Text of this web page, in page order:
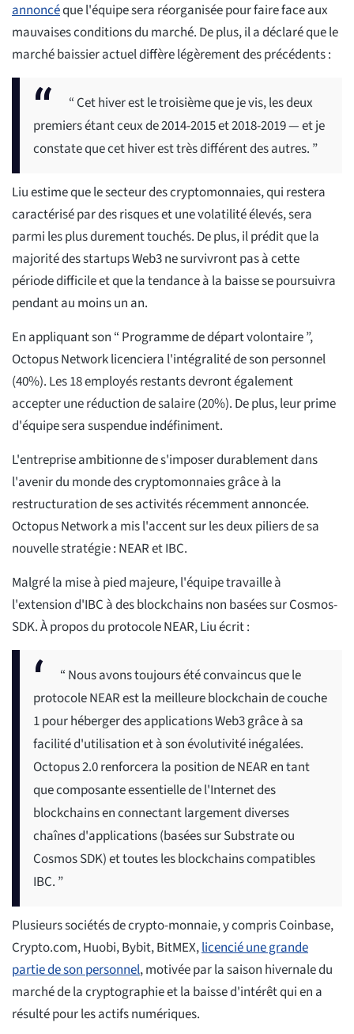
annoncéque l'équipe sera réorganisée pour faire face aux
mauvaises conditions du marché. De plus, il a déclaré que le
marché baissier actuel diffère légèrement des précédents :
“ Cet hiver est le troisième que je vis, les deux
premiers étant ceux de 2014-2015 et 2018-2019 — et je
constate que cet hiver est très différent des autres. ”
Liu estime que le secteur des cryptomonnaies, qui restera
caractérisé par des risques et une volatilité élevés, sera
parmi les plus durement touchés. De plus, il prédit que la
majorité des startups Web3 ne survivront pas à cette
période difficile et que la tendance à la baisse se poursuivra
pendant au moins un an.
En appliquant son “ Programme de départ volontaire ”,
Octopus Network licenciera l'intégralité de son personnel
(40%). Les 18 employés restants devront également
accepter une réduction de salaire (20%). De plus, leur prime
d'équipe sera suspendue indéfiniment.
L'entreprise ambitionne de s'imposer durablement dans
l'avenir du monde des cryptomonnaies grâce à la
restructuration de ses activités récemment annoncée.
Octopus Network a mis l'accent sur les deux piliers de sa
nouvelle stratégie : NEAR et IBC.
Malgré la mise à pied majeure, l'équipe travaille à
l'extension d'IBC à des blockchains non basées sur Cosmos-
SDK. À propos du protocole NEAR, Liu écrit :
“ Nous avons toujours été convaincus que le
protocole NEAR est la meilleure blockchain de couche
1 pour héberger des applications Web3 grâce à sa
facilité d'utilisation et à son évolutivité inégalées.
Octopus 2.0 renforcera la position de NEAR en tant
que composante essentielle de l'Internet des
blockchains en connectant largement diverses
chaînes d'applications (basées sur Substrate ou
Cosmos SDK) et toutes les blockchains compatibles
IBC. ”
Plusieurs sociétés de crypto-monnaie, y compris Coinbase,
Crypto.com, Huobi, Bybit, BitMEX,licencié une grande
partie de son personnel, motivée par la saison hivernale du
marché de la cryptographie et la baisse d'intérêt qui en a
résulté pour les actifs numériques.